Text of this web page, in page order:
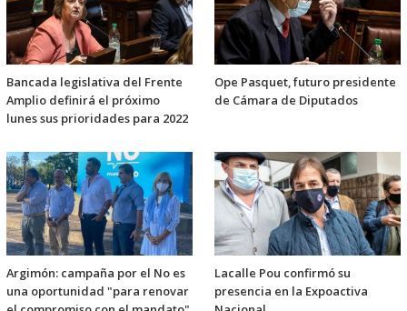
Bancada legislativa del Frente
Amplio definirá el próximo
lunes sus prioridades para 2022
Ope Pasquet, futuro presidente
de Cámara de Diputados
Argimón: campaña por el No es
una oportunidad "para renovar
Lacalle Pou confirmó su
presencia en la Expoactiva